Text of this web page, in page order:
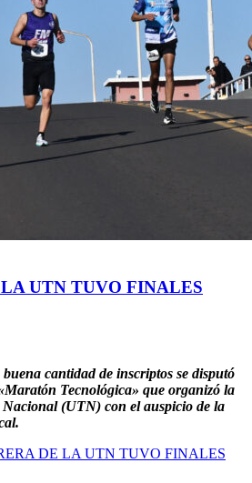
UTN TUVO FINALES
cantidad de inscriptos se disputó
Tecnológica» que organizó la
(UTN) con el auspicio de la
DE LA UTN TUVO FINALES